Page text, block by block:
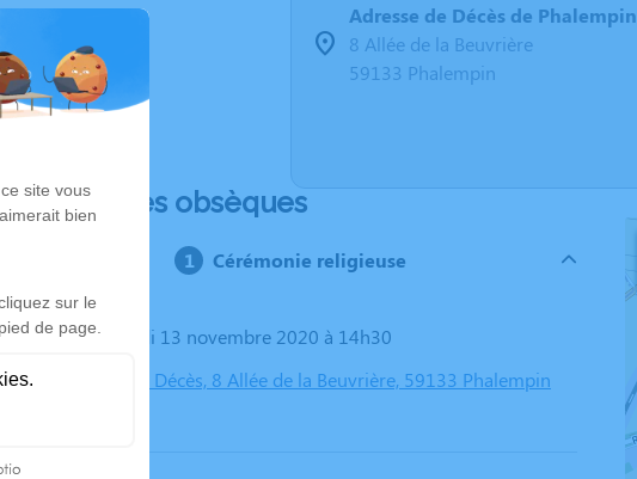
Adresse de Décès de Phalempin
8 Allée de la Beuvrière
59133 Phalempin
Déroulé des obsèques
Cérémonie religieuse
Le vendredi 13 novembre 2020 à 14h30
Adresse de Décès, 8 Allée de la Beuvrière, 59133 Phalempin